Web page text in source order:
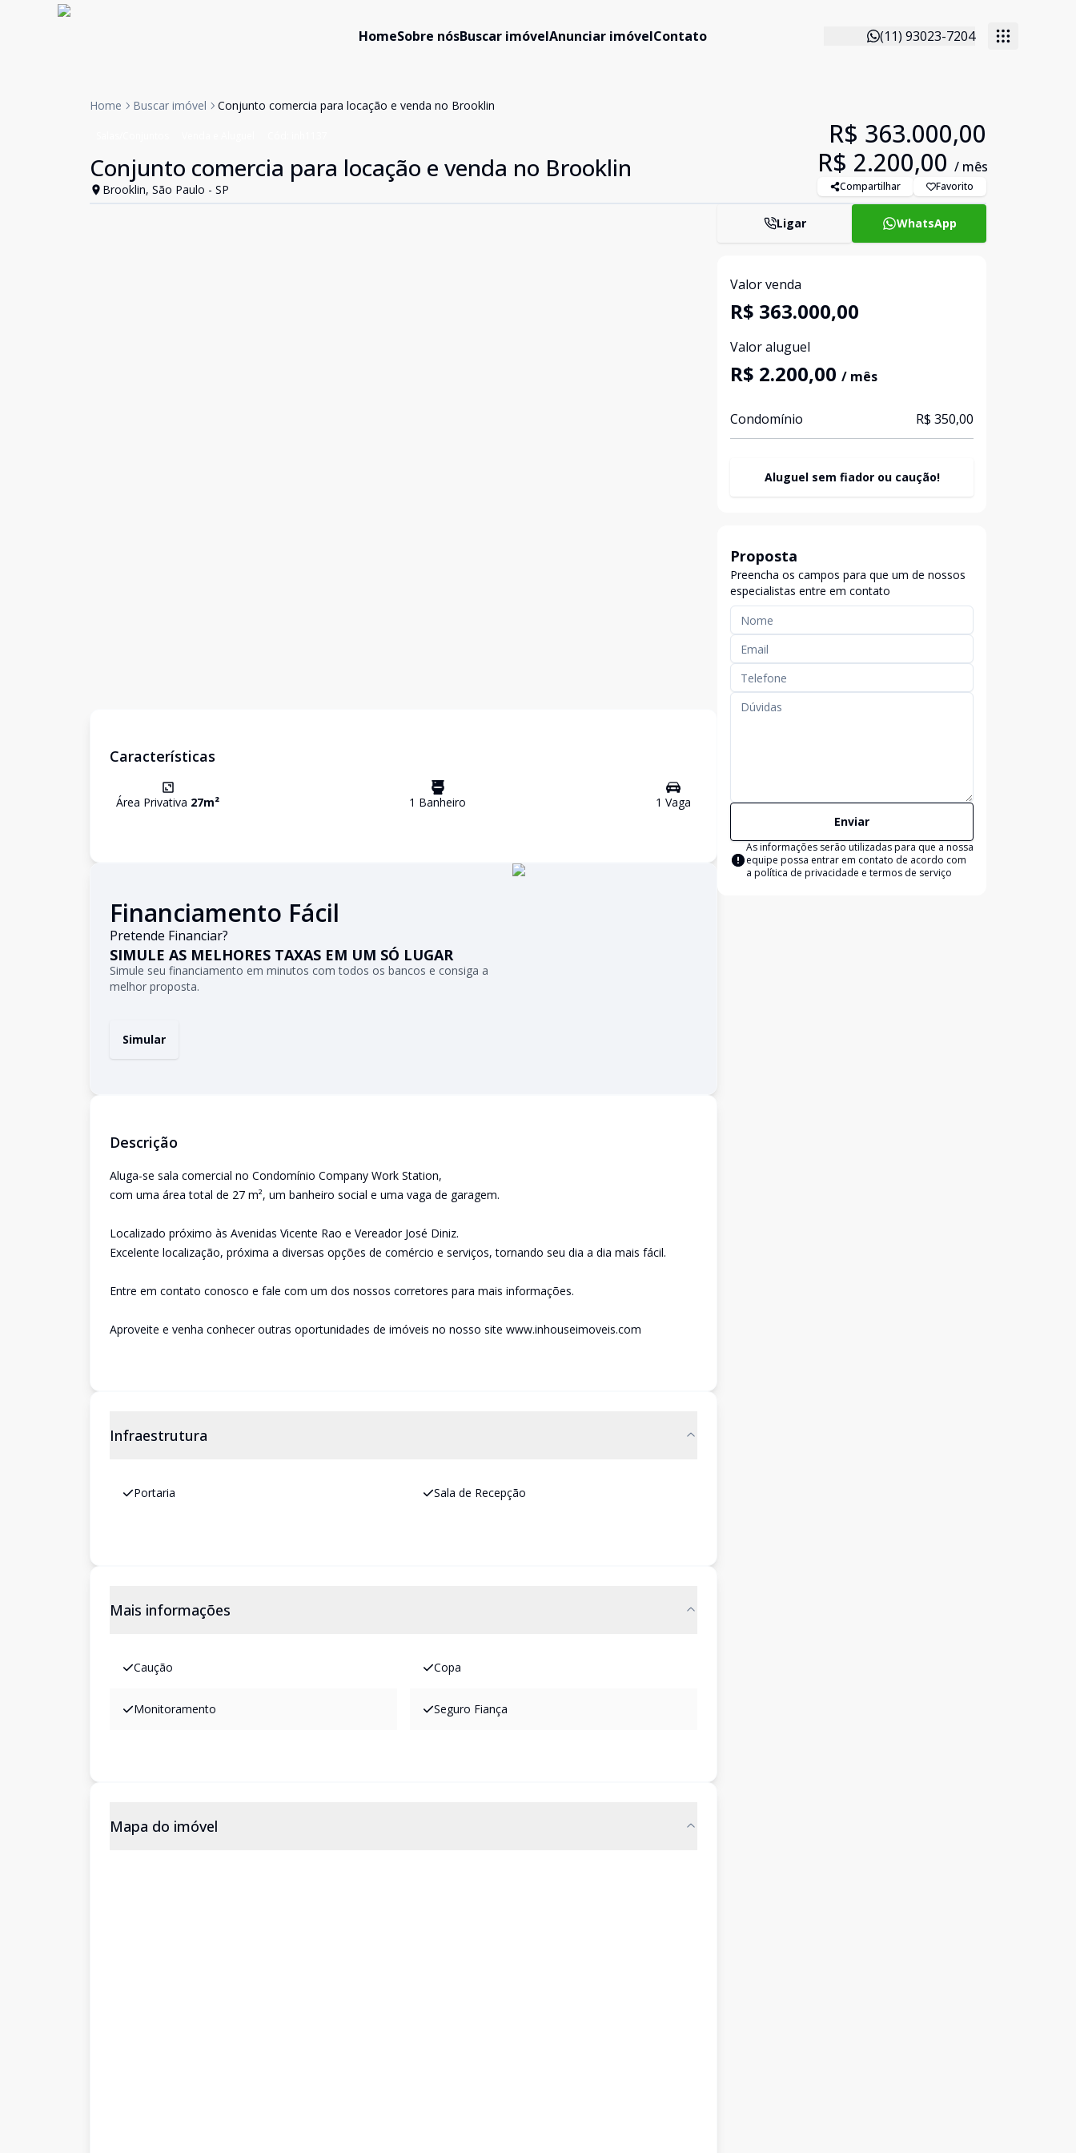
HomeSobre nósBuscar imóvelAnunciar imóvelContato (11) 93023-7204
Home Buscar imóvel Conjunto comercia para locação e venda no Brooklin
Conjunto comercia para locação e venda no Brooklin
Brooklin, São Paulo - SP
R$ 363.000,00
R$ 2.200,00 / mês
Compartilhar Favorito
Características
Área Privativa 27m² 1 Banheiro 1 Vaga
Financiamento Fácil
Pretende Financiar?
SIMULE AS MELHORES TAXAS EM UM SÓ LUGAR
Simule seu financiamento em minutos com todos os bancos e consiga a
melhor proposta.
Simular
Descrição
Aluga-se sala comercial no Condomínio Company Work Station,
com uma área total de 27 m², um banheiro social e uma vaga de garagem.
Localizado próximo às Avenidas Vicente Rao e Vereador José Diniz.
Excelente localização, próxima a diversas opções de comércio e serviços, tornando seu dia a dia mais fácil.
Entre em contato conosco e fale com um dos nossos corretores para mais informações.
Aproveite e venha conhecer outras oportunidades de imóveis no nosso site www.inhouseimoveis.com
Infraestrutura
Portaria Sala de Recepção
Mais informações
Caução Copa
Monitoramento Seguro Fiança
Mapa do imóvel
Ligar WhatsApp
Valor venda
R$ 363.000,00
Valor aluguel
R$ 2.200,00 / mês
Condomínio R$ 350,00
Aluguel sem fiador ou caução!
Proposta
Preencha os campos para que um de nossos
especialistas entre em contato
Enviar
As informações serão utilizadas para que a nossa
equipe possa entrar em contato de acordo com
a política de privacidade e termos de serviço